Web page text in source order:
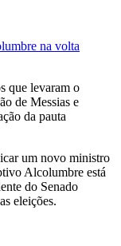
na volta
que levaram o
de Messias e
da pauta
um novo ministro
Alcolumbre está
do Senado
eleições.